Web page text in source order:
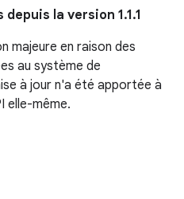
la version 1.1.1
majeure en raison des
au système de
à jour n'a été apportée à
elle-même.